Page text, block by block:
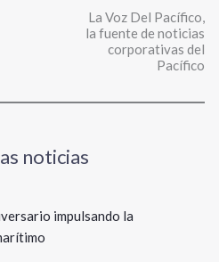
La Voz Del Pacífico,
la fuente de noticias
corporativas del
Pacífico
noticias
impulsando la